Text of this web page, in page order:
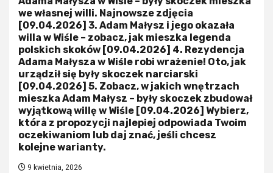
we własnej willi. Najnowsze zdjęcia
[09.04.2026] 3. Adam Małysz i jego okazała
willa w Wiśle – zobacz, jak mieszka legenda
polskich skoków [09.04.2026] 4. Rezydencja
Adama Małysza w Wiśle robi wrażenie! Oto, jak
urządził się były skoczek narciarski
[09.04.2026] 5. Zobacz, w jakich wnętrzach
mieszka Adam Małysz – były skoczek zbudował
wyjątkową willę w Wiśle [09.04.2026] Wybierz,
która z propozycji najlepiej odpowiada Twoim
oczekiwaniom lub daj znać, jeśli chcesz
kolejne warianty.
9 kwietnia, 2026